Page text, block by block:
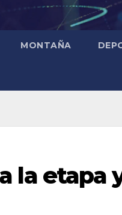
MONTAÑA
la etapa